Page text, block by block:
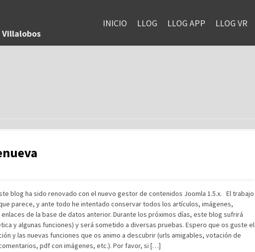
Villalobos
INICIO LLOG LLOG APP LLOG VR
blog ha sido renovado con el nuevo gestor de contenidos Joomla 1.5.x. El trabajo
parece, y ante todo he intentado conservar todos los artículos, imágenes,
de la base de datos anterior. Durante los próximos días, este blog sufrirá
y algunas funciones) y será sometido a diversas pruebas. Espero que os guste el
y las nuevas funciones que os animo a descubrir (urls amigables, votación de
pdf con imágenes, etc.). Por favor, si […]